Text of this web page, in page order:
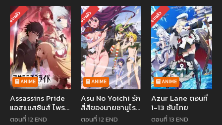
จบแล้ว
ANIME
Assassins Pride
แอสแซสซินส์ ไพรด์
ตอนที่ 1-12 ซับไทย
ตอนที่ 12 END
จบแล้ว
ANIME
Asu No Yoichi รัก
สี่สีของนายซามูไร
ตอนที่ 1-12 ซับไทย
ตอนที่ 12 END
จบแล้ว
ANIME
Azur Lane ตอนที่
1-13 ซับไทย
ตอนที่ 13 END